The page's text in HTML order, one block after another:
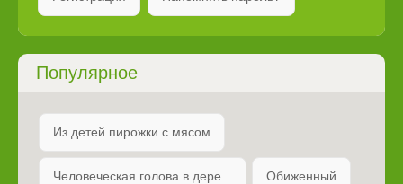
Популярное
Из детей пирожки с мясом
Человеческая голова в дере... Обиженный